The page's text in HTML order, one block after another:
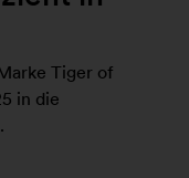
Tiger of
in die